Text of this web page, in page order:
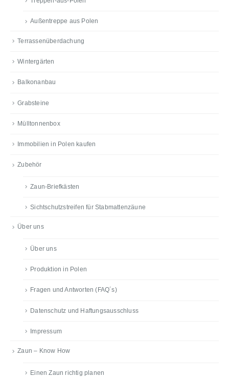
Außentreppe aus Polen
Terrassenüberdachung
Wintergärten
Balkonanbau
Grabsteine
Mülltonnenbox
Immobilien in Polen kaufen
Zubehör
Zaun-Briefkästen
Sichtschutzstreifen für Stabmattenzäune
Über uns
Über uns
Produktion in Polen
Fragen und Antworten (FAQ´s)
Datenschutz und Haftungsausschluss
Impressum
Zaun – Know How
Einen Zaun richtig planen